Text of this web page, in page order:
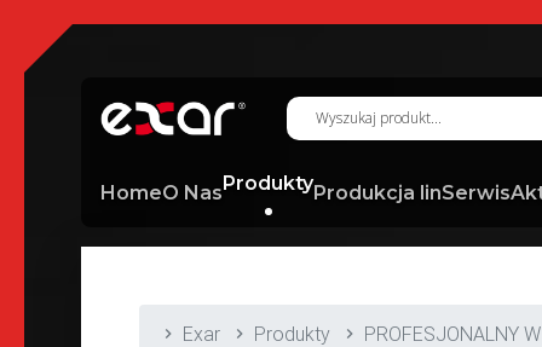
HomeO NasProduktyProdukcja linSerwis
Exar Produkty PROFESJONALNY